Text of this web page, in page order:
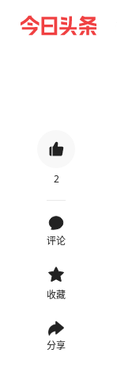
2
评论
收藏
分享